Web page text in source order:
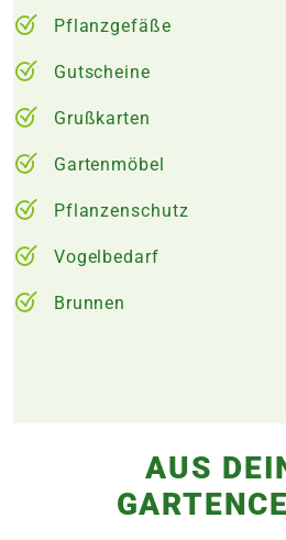
Pflanzgefäße
Gutscheine
Grußkarten
Gartenmöbel
Pflanzenschutz
Vogelbedarf
Brunnen
AUS